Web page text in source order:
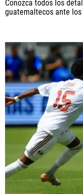
Conozca todos los
guatemaltecos ante